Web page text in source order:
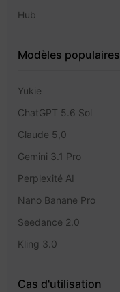
Hub
Modèles populaires
Yukie
ChatGPT 5.6 Sol
Claude 5,0
Gemini 3.1 Pro
Perplexité AI
Nano Banane Pro
Seedance 2.0
Kling 3.0
Cas d'utilisation